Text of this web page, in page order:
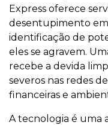
Express oferece
desentupimento
identificação de
eles se agravem.
recebe a devida
severos nas redes
financeiras e
A tecnologia é uma